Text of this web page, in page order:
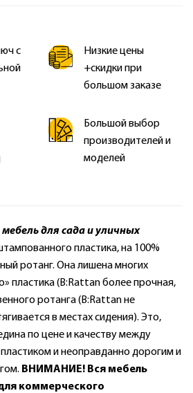
с
Низкие цены
+скидки при
большом заказе
Большой выбор
производителей и
моделей
для сада и уличных
пластика, на 100%
ротанг. Она лишена многих
пластика (B:Rattan более прочная,
ротанга (B:Rattan не
в местах сидения). Это,
по цене и качеству между
и неоправданно дорогим и
ВНИМАНИЕ! Вся мебель
коммерческого